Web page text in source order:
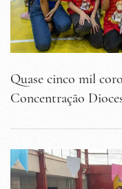
Quase cinco mil
Concentração